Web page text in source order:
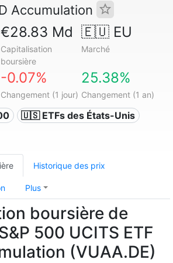
Accumulation
€28.83 Md
Capitalisation
boursière
🇪🇺 EU
Marché
-0.07%
Changement (1 jour)
25.38%
Changement (1 an)
🇺🇸 ETFs des États-Unis
Historique des prix
Plus
boursière de
500 UCITS ETF
(VUAA.DE)